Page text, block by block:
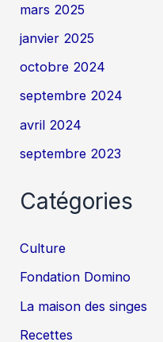
mars 2025
janvier 2025
octobre 2024
septembre 2024
avril 2024
septembre 2023
Catégories
Culture
Fondation Domino
La maison des singes
Recettes